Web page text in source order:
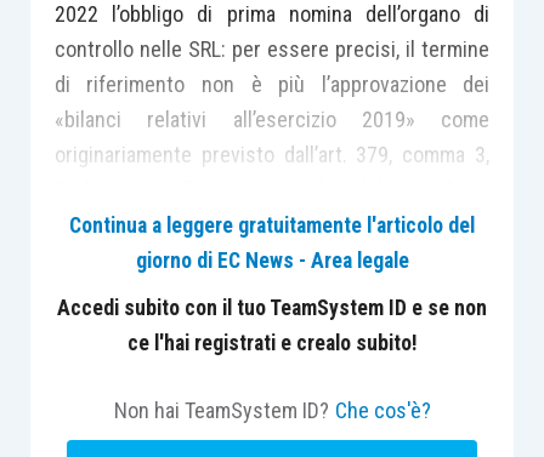
2022 l’obbligo di prima nomina dell’organo di
controllo nelle SRL: per essere precisi, il termine
di riferimento non è più l’approvazione dei
«bilanci relativi all’esercizio 2019» come
originariamente previsto dall’art. 379, comma 3,
all’esercizio 2021».
Com’è facile intuire la disposizione è stata
accolta con favore da quanti, all’indomani del varo
criticato il nuovo obbligo di nomina, critiche che
con il Decreto “Sbocca Cantieri” si era provato a
Continua a leggere gratuitamente l'articolo del
giorno di EC News - Area legale
Accedi subito con il tuo TeamSystem ID e se non
ce l'hai registrati e crealo subito!
Non hai TeamSystem ID? Che cos'è?